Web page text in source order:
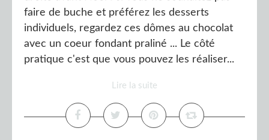
faire de buche et préférez les desserts
individuels, regardez ces dômes au chocolat
avec un coeur fondant praliné ... Le côté
pratique c'est que vous pouvez les réaliser...
Lire la suite